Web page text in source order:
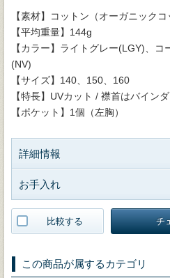
【素材】コットン（オーガニックコ
【平均重量】144g
【カラー】ライトグレー(LGY)、
(NV)
【サイズ】140、150、160
【特長】UVカット / 襟首はバイン
【ポケット】1個（左胸）
詳細情報
お手入れ
比較する チ
この商品が属するカテゴリ